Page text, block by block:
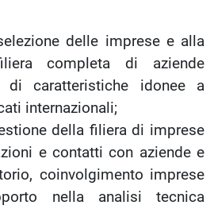
delle imprese e alla
completa di aziende
di caratteristiche idonee a
internazionali;
della filiera di imprese
e contatti con aziende e
coinvolgimento imprese
nella analisi tecnica